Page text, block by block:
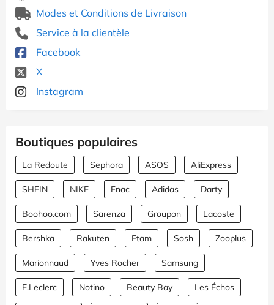
Modes et Conditions de Livraison
Service à la clientèle
Facebook
X
Instagram
Boutiques populaires
La Redoute Sephora ASOS AliExpress
SHEIN NIKE Fnac Adidas Darty
Boohoo.com Sarenza Groupon Lacoste
Bershka Rakuten Etam Sosh Zooplus
Marionnaud Yves Rocher Samsung
E.Leclerc Notino Beauty Bay Les Échos